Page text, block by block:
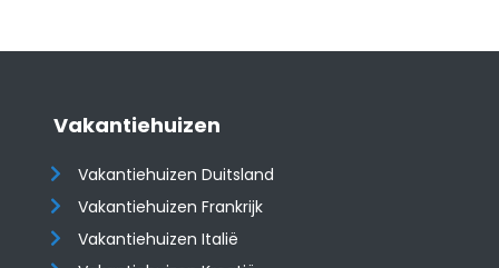
Vakantiehuizen
Vakantiehuizen Duitsland
Vakantiehuizen Frankrijk
Vakantiehuizen Italië